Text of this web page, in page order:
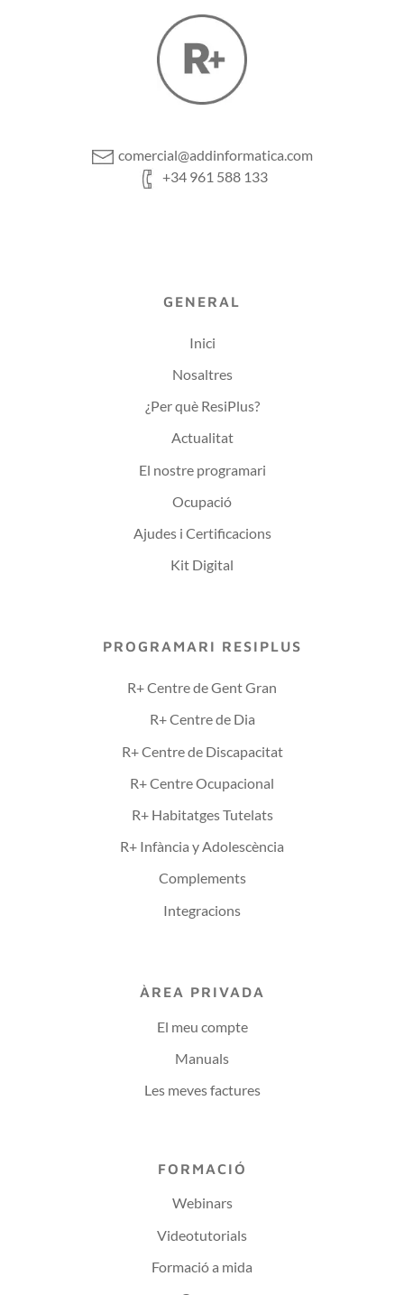
comercial@addinformatica.com
+34 961 588 133
GENERAL
Inici
Nosaltres
¿Per què ResiPlus?
Actualitat
El nostre programari
Ocupació
Ajudes i Certificacions
Kit Digital
PROGRAMARI RESIPLUS
R+ Centre de Gent Gran
R+ Centre de Dia
R+ Centre de Discapacitat
R+ Centre Ocupacional
R+ Habitatges Tutelats
R+ Infància y Adolescència
Complements
Integracions
ÀREA PRIVADA
El meu compte
Manuals
Les meves factures
FORMACIÓ
Webinars
Videotutorials
Formació a mida